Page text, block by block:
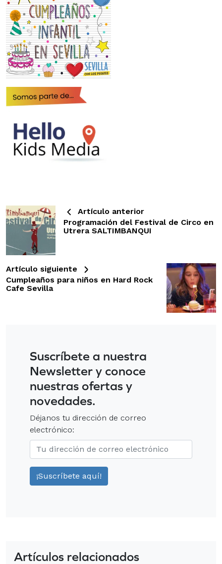
Artículo anterior
Programación del Festival de Circo en
Utrera SALTIMBANQUI
Artículo siguiente
Cumpleaños para niños en Hard Rock
Cafe Sevilla
Suscríbete a nuestra
Newsletter y conoce
nuestras ofertas y
novedades.
Déjanos tu dirección de correo
electrónico:
Artículos relacionados